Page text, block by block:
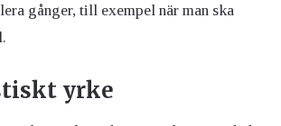
gånger, till exempel när man ska
yrke